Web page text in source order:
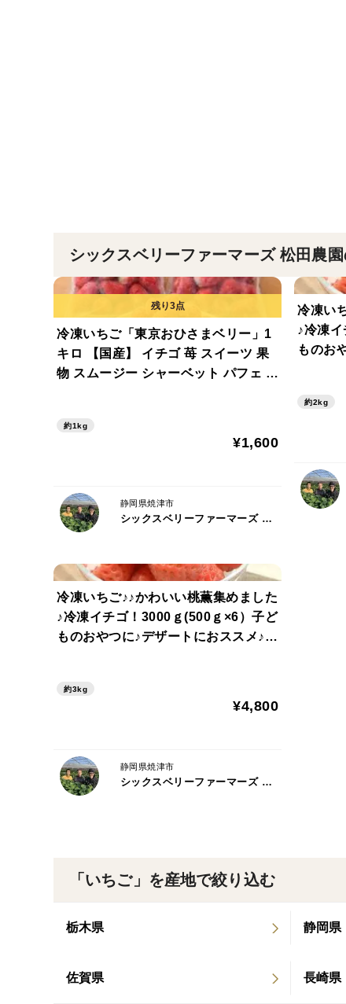
「いちご」を産地で絞り込む
栃木県 静岡県
佐賀県 長崎県
シックスベリーファーマーズ 松田農
冷凍いちご「東京おひさまベリー」1
キロ 【国産】 イチゴ 苺 スイーツ 果
物 スムージー シャーベット パフェ ア
約1kg
¥1,600
静岡県焼津市
シックスベリーファーマーズ 松田農園
冷凍い
♪冷凍
ものお
約2kg
冷凍いちご♪♪かわいい桃薫集めました
♪冷凍イチゴ！3000ｇ(500ｇ×6）子ど
ものおやつに♪デザートにおススメ♪
約3kg
¥4,800
静岡県焼津市
シックスベリーファーマーズ 松田農園